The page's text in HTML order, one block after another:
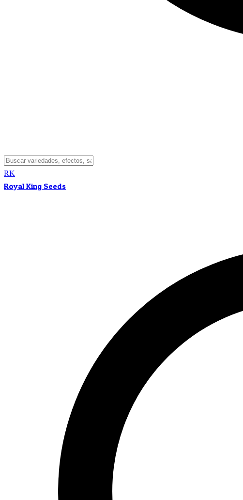
RK
Royal King Seeds